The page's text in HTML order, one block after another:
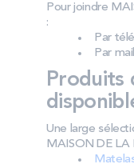
Pour joindre
:
Par
Par
Produits
Une large
MAISON DE LA